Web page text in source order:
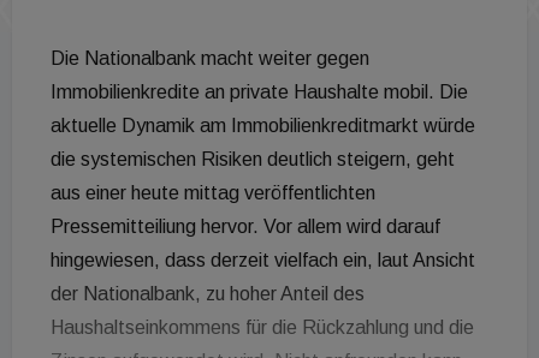
Die Nationalbank macht weiter gegen
Immobilienkredite an private Haushalte mobil. Die
aktuelle Dynamik am Immobilienkreditmarkt würde
die systemischen Risiken deutlich steigern, geht
aus einer heute mittag veröffentlichten
Pressemitteiliung hervor. Vor allem wird darauf
hingewiesen, dass derzeit vielfach ein, laut Ansicht
der Nationalbank, zu hoher Anteil des
Haushaltseinkommens für die Rückzahlung und die